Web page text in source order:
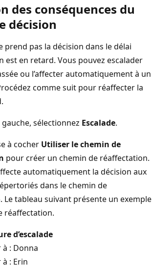
des conséquences du
décision
prend pas la décision dans le délai
est en retard. Vous pouvez escalader
ou l’affecter automatiquement à un
comme suit pour réaffecter la
sélectionnez Escalade.
à cocher Utiliser le chemin de
pour créer un chemin de réaffectation.
automatiquement la décision aux
dans le chemin de
Le tableau suivant présente un exemple
réaffectation.
d’escalade
: Donna
: Erin